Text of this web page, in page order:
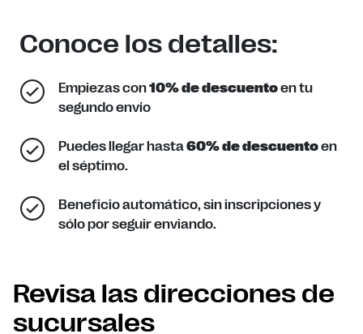
Conoce los detalles:
Empiezas con10% de descuentoen tu
segundo envío
Puedes llegar hasta60% de descuentoen
el séptimo.
Beneficio automático, sin inscripciones y
sólo por seguir enviando.
Revisa las direcciones de
sucursales